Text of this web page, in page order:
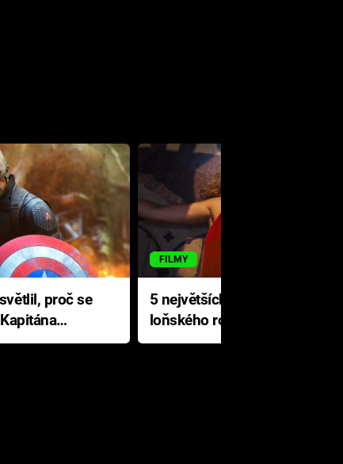
proč se
FILMY
5 největších propadáků
loňského roku: Disney na
jediné katastrofě prodělal 200